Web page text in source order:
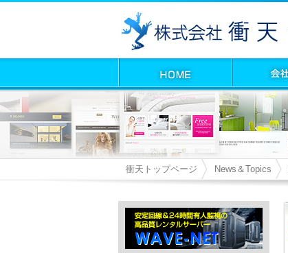
衝天トップページ News＆Topics